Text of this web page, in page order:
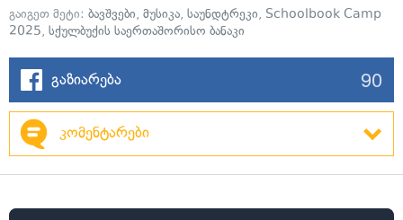
გაიგეთ მეტი: ბავშვები, მუსიკა, საუნდტრეკი, Schoolbook Camp
2025, სქულბუქის საერთაშორისო ბანაკი
გაზიარება 90
კომენტარები